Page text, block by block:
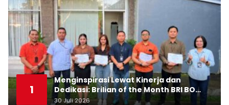
1
Menginspirasi Lewat Kinerja dan
Dedikasi: Brilian of the Month BRI BO
Ubud Bulan Juni
30 Juli 2026 0